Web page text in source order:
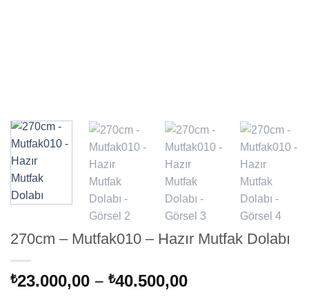
270cm – Mutfak010 – Hazır Mutfak Dolabı
₺23.000,00 – ₺40.500,00Fiyat